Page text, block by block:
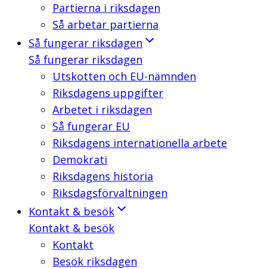
Partierna i riksdagen
Så arbetar partierna
Så fungerar riksdagen
Så fungerar riksdagen
Utskotten och EU-nämnden
Riksdagens uppgifter
Arbetet i riksdagen
Så fungerar EU
Riksdagens internationella arbete
Demokrati
Riksdagens historia
Riksdagsförvaltningen
Kontakt & besök
Kontakt & besök
Kontakt
Besök riksdagen